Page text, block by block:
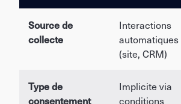
Source de
collecte
Interactions
automatiques
(site, CRM)
Type de
consentement
Implicite via
conditions